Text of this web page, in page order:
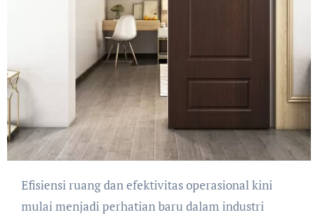
Efisiensi ruang dan efektivitas operasional kini
mulai menjadi perhatian baru dalam industri